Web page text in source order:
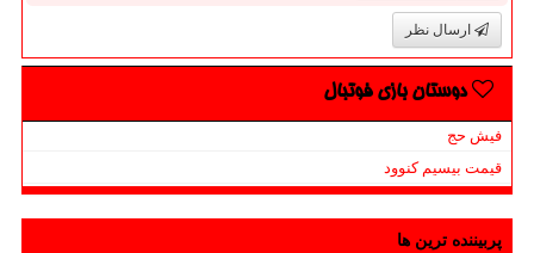
ارسال نظر
دوستان بازی فوتبال
فیش حج
قیمت بیسیم کنوود
پربیننده ترین ها